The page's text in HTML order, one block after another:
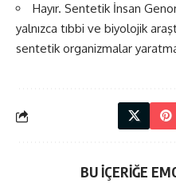
Hayır. Sentetik İnsan
yalnızca tıbbi ve biyolojik
sentetik organizmalar
BU İÇERİĞE